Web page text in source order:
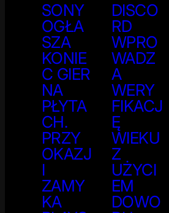
SONY
OGŁA
SZA
KONIE
C GIER
NA
PŁYTA
CH.
PRZY
OKAZJ
I
ZAMY
KA
DISCO
RD
WPRO
WADZ
A
WERY
FIKACJ
Ę
WIEKU
Z
UŻYCI
EM
DOWO